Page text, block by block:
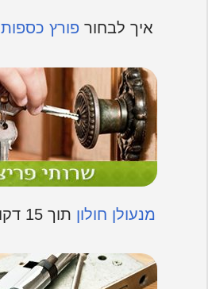
איך לבחור פורץ כספות
מנעולן חולון תוך 15 דקות פורץ ומתקן